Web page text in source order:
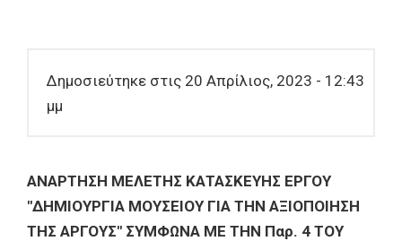
Δημοσιεύτηκε στις 20 Απρίλιος, 2023 - 12:43
μμ
ΑΝΑΡΤΗΣΗ ΜΕΛΕΤΗΣ ΚΑΤΑΣΚΕΥΗΣ ΕΡΓΟΥ
"ΔΗΜΙΟΥΡΓΙΑ ΜΟΥΣΕΙΟΥ ΓΙΑ ΤΗΝ ΑΞΙΟΠΟΙΗΣΗ
ΤΗΣ ΑΡΓΟΥΣ" ΣΥΜΦΩΝΑ ΜΕ ΤΗΝ Παρ. 4 ΤΟΥ